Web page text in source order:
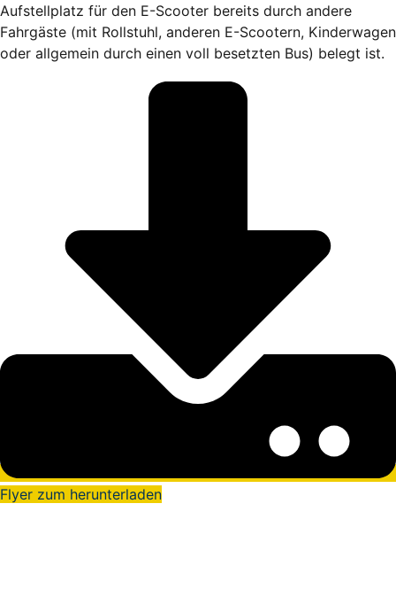
Aufstellplatz für den E-Scooter bereits durch andere
Fahrgäste (mit Rollstuhl, anderen E-Scootern, Kinderwagen
oder allgemein durch einen voll besetzten Bus) belegt ist.
Flyer zum herunterladen